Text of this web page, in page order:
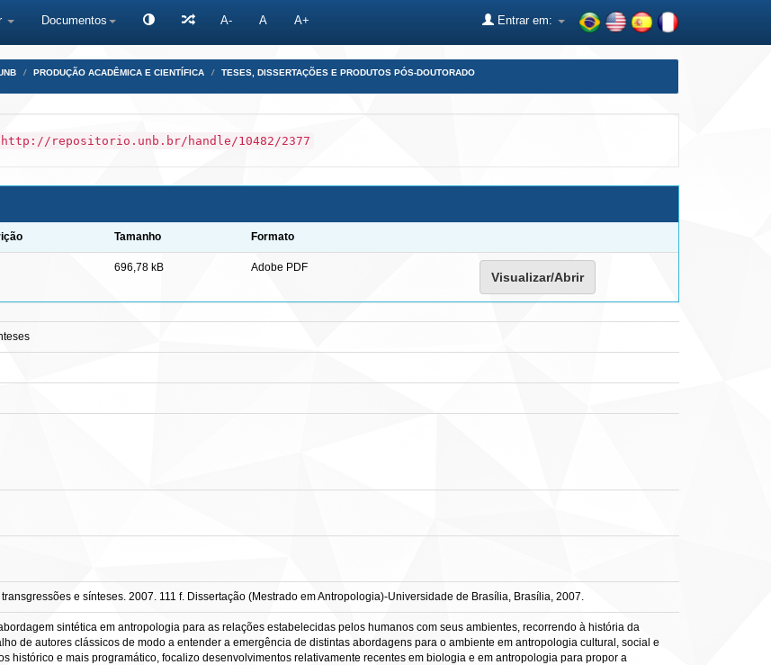
Documentos A- A A+ Entrar em:
PRODUÇÃO ACADÊMICA E CIENTÍFICA TESES, DISSERTAÇÕES E PRODUTOS PÓS-DOUTORADO
http://repositorio.unb.br/handle/10482/2377
Tamanho Formato
696,78 kB Adobe PDF
Visualizar/Abrir
e sínteses. 2007. 111 f. Dissertação (Mestrado em Antropologia)-Universidade de Brasília, Brasília, 2007.
sintética em antropologia para as relações estabelecidas pelos humanos com seus ambientes, recorrendo à história da
de autores clássicos de modo a entender a emergência de distintas abordagens para o ambiente em antropologia cultural, social e
histórico e mais programático, focalizo desenvolvimentos relativamente recentes em biologia e em antropologia para propor a